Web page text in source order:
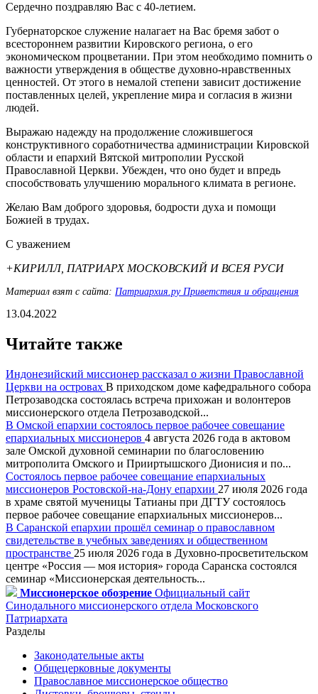
Сердечно поздравляю Вас с 40-летием.
Губернаторское служение налагает на Вас бремя забот о
всестороннем развитии Кировского региона, о его
экономическом процветании. При этом необходимо помнить о
важности утверждения в обществе духовно-нравственных
ценностей. От этого в немалой степени зависит достижение
поставленных целей, укрепление мира и согласия в жизни
людей.
Выражаю надежду на продолжение сложившегося
конструктивного соработничества администрации Кировской
области и епархий Вятской митрополии Русской
Православной Церкви. Убежден, что оно будет и впредь
способствовать улучшению морального климата в регионе.
Желаю Вам доброго здоровья, бодрости духа и помощи
Божией в трудах.
С уважением
+КИРИЛЛ, ПАТРИАРХ МОСКОВСКИЙ И ВСЕЯ РУСИ
Материал взят с сайта: Патриархия.ру Приветствия и обращения
13.04.2022
Читайте также
Индонезийский миссионер рассказал о жизни Православной
Церкви на островах В приходском доме кафедрального собора
Петрозаводска состоялась встреча прихожан и волонтеров
миссионерского отдела Петрозаводской...
В Омской епархии состоялось первое рабочее совещание
епархиальных миссионеров 4 августа 2026 года в актовом
зале Омской духовной семинарии по благословению
митрополита Омского и Прииртышского Дионисия и по...
Состоялось первое рабочее совещание епархиальных
миссионеров Ростовской-на-Дону епархии 27 июля 2026 года
в храме святой мученицы Татианы при ДГТУ состоялось
первое рабочее совещание епархиальных миссионеров...
В Саранской епархии прошёл семинар о православном
свидетельстве в учебных заведениях и общественном
пространстве 25 июля 2026 года в Духовно-просветительском
центре «Россия — моя история» города Саранска состоялся
семинар «Миссионерская деятельность...
Миссионерское обозрение Официальный сайт
Синодального миссионерского отдела Московского
Патриархата
Разделы
Законодательные акты
Общецерковные документы
Православное миссионерское общество